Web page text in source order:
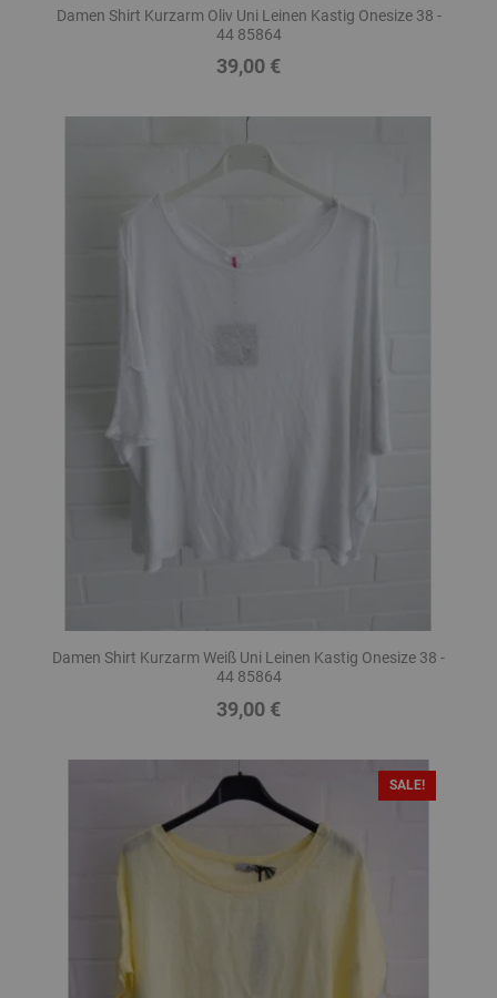
Damen Shirt Kurzarm Oliv Uni Leinen Kastig Onesize 38 -
44 85864
Preis
39,00 €
Damen Shirt Kurzarm Weiß Uni Leinen Kastig Onesize 38 -
44 85864
Preis
39,00 €
SALE!